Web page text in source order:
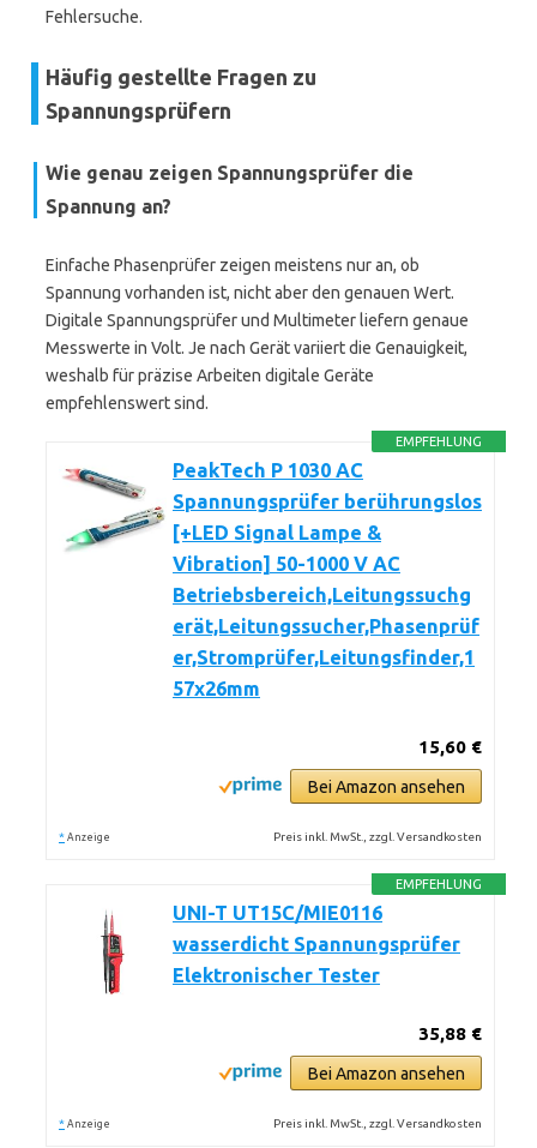
Fehlersuche.
Häufig gestellte Fragen zu
Spannungsprüfern
Wie genau zeigen Spannungsprüfer die
Spannung an?
Einfache Phasenprüfer zeigen meistens nur an, ob
Spannung vorhanden ist, nicht aber den genauen Wert.
Digitale Spannungsprüfer und Multimeter liefern genaue
Messwerte in Volt. Je nach Gerät variiert die Genauigkeit,
weshalb für präzise Arbeiten digitale Geräte
empfehlenswert sind.
EMPFEHLUNG
PeakTech P 1030 AC
Spannungsprüfer berührungslos
[+LED Signal Lampe &
Vibration] 50-1000 V AC
Betriebsbereich,Leitungssuchg
erät,Leitungssucher,Phasenprüf
er,Stromprüfer,Leitungsfinder,1
57x26mm
15,60 €
Bei Amazon ansehen
* Anzeige Preis inkl. MwSt., zzgl. Versandkosten
EMPFEHLUNG
UNI-T UT15C/MIE0116
wasserdicht Spannungsprüfer
Elektronischer Tester
35,88 €
Bei Amazon ansehen
* Anzeige Preis inkl. MwSt., zzgl. Versandkosten